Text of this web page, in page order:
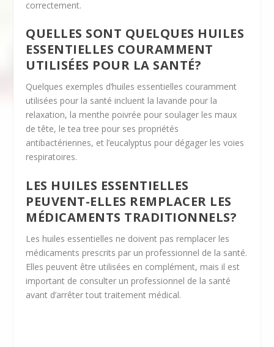
correctement.
QUELLES SONT QUELQUES HUILES
ESSENTIELLES COURAMMENT
UTILISÉES POUR LA SANTÉ?
Quelques exemples d’huiles essentielles couramment
utilisées pour la santé incluent la lavande pour la
relaxation, la menthe poivrée pour soulager les maux
de tête, le tea tree pour ses propriétés
antibactériennes, et l’eucalyptus pour dégager les voies
respiratoires.
LES HUILES ESSENTIELLES
PEUVENT-ELLES REMPLACER LES
MÉDICAMENTS TRADITIONNELS?
Les huiles essentielles ne doivent pas remplacer les
médicaments prescrits par un professionnel de la santé.
Elles peuvent être utilisées en complément, mais il est
important de consulter un professionnel de la santé
avant d’arrêter tout traitement médical.